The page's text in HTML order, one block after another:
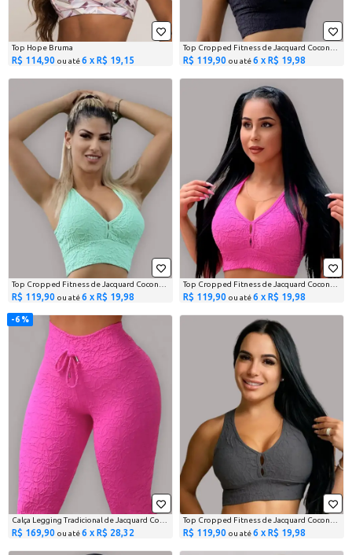
Top Hope Bruma
R$ 114,90 ou até6 x R$ 19,15
Top Cropped Fitness de Jacquard Coconut Preto
R$ 119,90 ou até6 x R$ 19,98
R$ 119,90 ou até6 x R$ 19,98 R$ 119,90 ou até6 x R$ 19,98
6 %
R$ 169,90 ou até6 x R$ 28,32 R$ 119,90 ou até6 x R$ 19,98